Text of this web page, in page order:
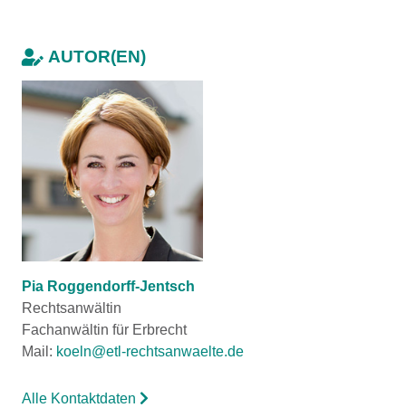
AUTOR(EN)
Pia Roggendorff-Jentsch
Rechtsanwältin
Fachanwältin für Erbrecht
Mail: koeln@etl-rechtsanwaelte.de
Alle Kontaktdaten